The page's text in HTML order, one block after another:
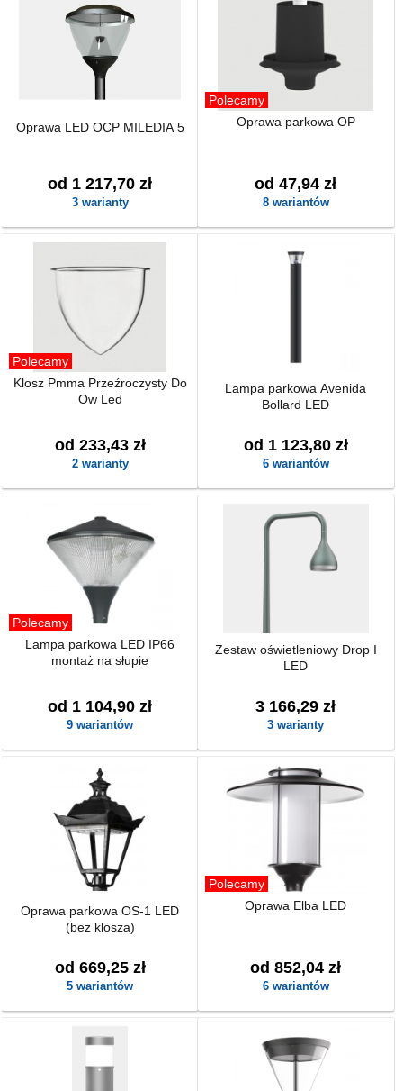
Oprawa LED OCP MILEDIA 5
od 1 217,70 zł
3 warianty
Polecamy
Oprawa parkowa OP
od 47,94 zł
8 wariantów
Polecamy
Klosz Pmma Przeźroczysty Do
Ow Led
od 233,43 zł
2 warianty
Lampa parkowa Avenida
Bollard LED
od 1 123,80 zł
6 wariantów
Polecamy
Lampa parkowa LED IP66
montaż na słupie
od 1 104,90 zł
9 wariantów
Zestaw oświetleniowy Drop I
LED
3 166,29 zł
3 warianty
Oprawa parkowa OS-1 LED
(bez klosza)
od 669,25 zł
5 wariantów
Polecamy
Oprawa Elba LED
od 852,04 zł
6 wariantów